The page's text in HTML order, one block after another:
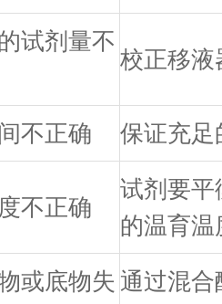
试剂量不
校正移液
不正确 保证充足
不正确
试剂要平
的温育温
或底物失 通过混